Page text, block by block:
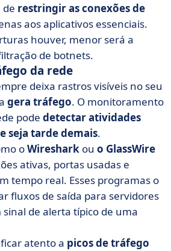
de restringir as conexões de
aos aplicativos essenciais.
houver, menor será a
de botnets.
da rede
deixa rastros visíveis no seu
gera tráfego. O monitoramento
pode detectar atividades
seja tarde demais.
oWireshark ou o GlassWire
ativas, portas usadas e
tempo real. Esses programas o
fluxos de saída para servidores
sinal de alerta típico de uma
atento a picos de tráfego